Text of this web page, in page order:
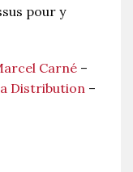
pour y
Carné –
Distribution –